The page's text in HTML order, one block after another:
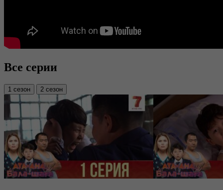
Все серии
1 сезон 2 сезон